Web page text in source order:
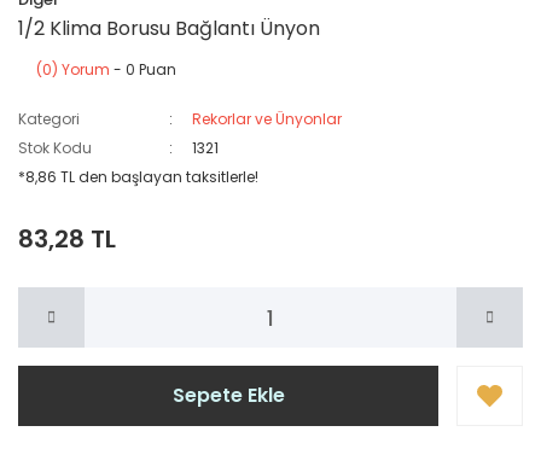
1/2 Klima Borusu Bağlantı Ünyon
(0) Yorum - 0 Puan
Kategori
Rekorlar ve Ünyonlar
Stok Kodu
1321
*8,86 TL den başlayan taksitlerle!
83,28 TL
Sepete Ekle